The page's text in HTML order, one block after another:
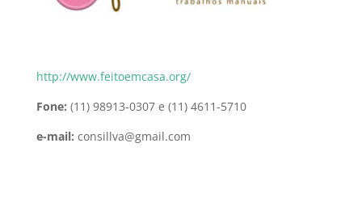
http://www.feitoemcasa.org/
Fone: (11) 98913-0307 e (11) 4611-5710
e-mail: consillva@gmail.com